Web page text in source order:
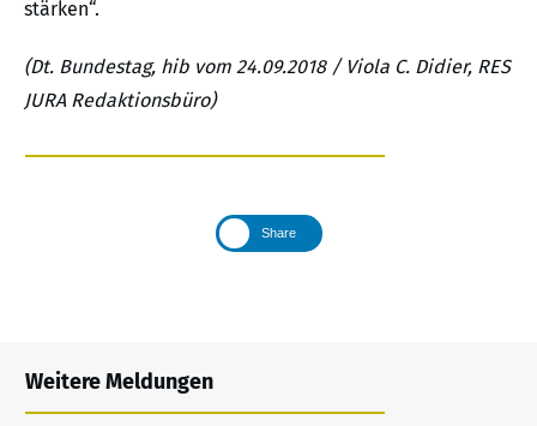
stärken“.
(Dt. Bundestag, hib vom 24.09.2018 / Viola C. Didier, RES
JURA Redaktionsbüro)
Share
Weitere Meldungen